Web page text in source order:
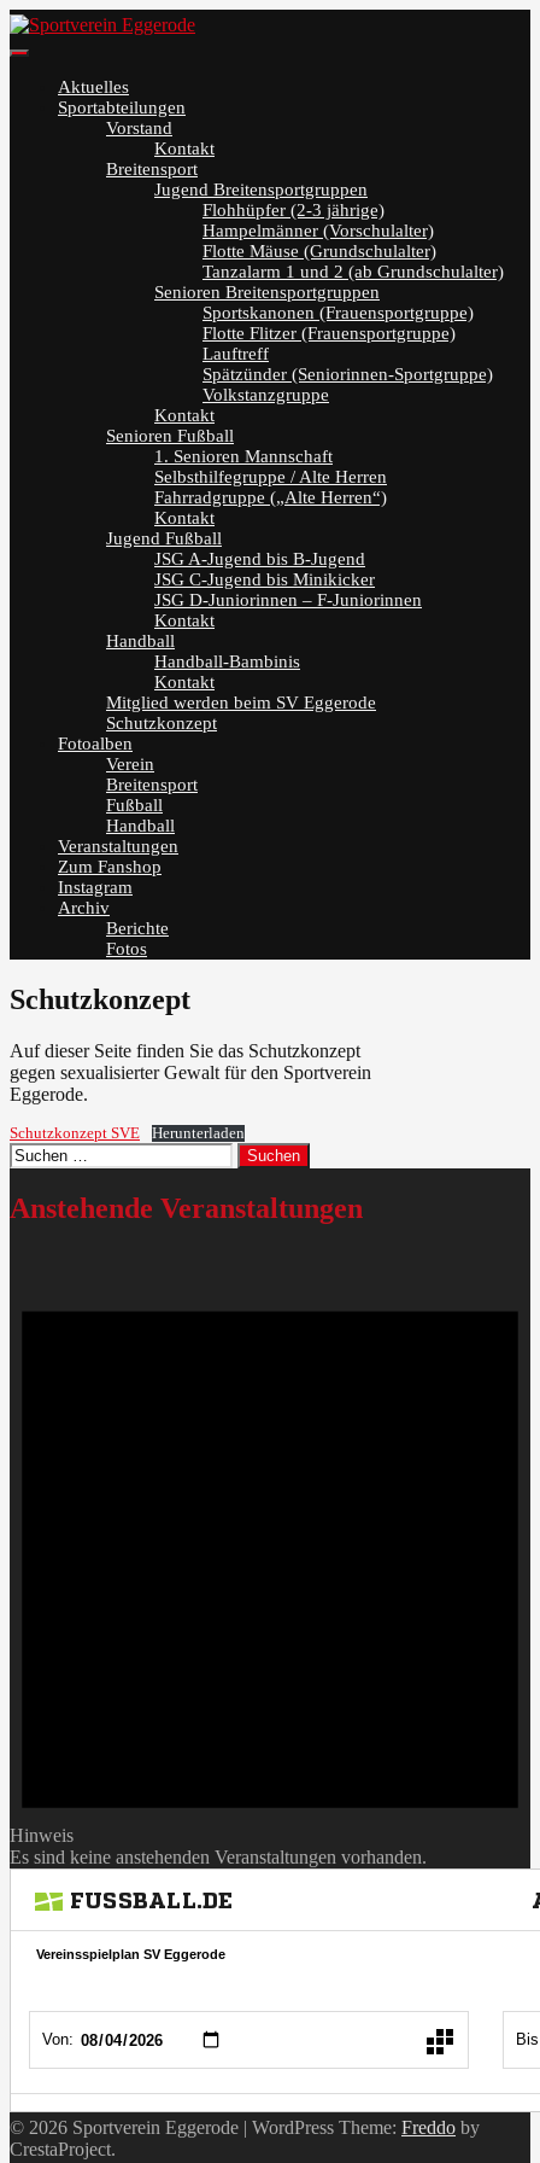
Skip
to
Aktuelles
Sportabteilungen
Vorstand
Kontakt
Breitensport
Jugend Breitensportgruppen
Flohhüpfer (2-3 jährige)
Hampelmänner (Vorschulalter)
Flotte Mäuse (Grundschulalter)
Tanzalarm 1 und 2 (ab Grundschulalter)
Senioren Breitensportgruppen
Sportskanonen (Frauensportgruppe)
Flotte Flitzer (Frauensportgruppe)
Lauftreff
Spätzünder (Seniorinnen-Sportgruppe)
Volkstanzgruppe
Kontakt
Senioren Fußball
1. Senioren Mannschaft
Selbsthilfegruppe / Alte Herren
Fahrradgruppe („Alte Herren“)
Kontakt
Jugend Fußball
JSG A-Jugend bis B-Jugend
JSG C-Jugend bis Minikicker
JSG D-Juniorinnen – F-Juniorinnen
Kontakt
Handball
Handball-Bambinis
Kontakt
Mitglied werden beim SV Eggerode
Schutzkonzept
Fotoalben
Verein
Breitensport
Fußball
Handball
Veranstaltungen
Zum Fanshop
Instagram
Archiv
Berichte
Fotos
Schutzkonzept
Auf dieser Seite finden Sie das Schutzkonzept
gegen sexualisierter Gewalt für den Sportverein
Eggerode.
Schutzkonzept SVE Herunterladen
Suchen
nach:
Anstehende Veranstaltungen
Hinweis
Es sind keine anstehenden Veranstaltungen vorhanden.
© 2026 Sportverein Eggerode | WordPress Theme: Freddo by
CrestaProject.